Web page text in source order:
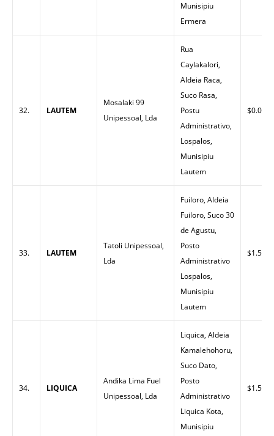
Munisipiu
Ermera
32. LAUTEM
Mosalaki 99
Unipessoal, Lda
Rua
Caylakalori,
Aldeia Raca,
Suco Rasa,
Postu
Administrativo,
Lospalos,
Munisipiu
Lautem
$0.00
33. LAUTEM
Tatoli Unipessoal,
Lda
Fuiloro, Aldeia
Fuiloro, Suco 30
de Agustu,
Posto
Administrativo
Lospalos,
Munisipiu
Lautem
$1.55
34. LIQUICA
Andika Lima Fuel
Unipessoal, Lda
Liquica, Aldeia
Kamalehohoru,
Suco Dato,
Posto
Administrativo
Liquica Kota,
Munisipiu
$1.53